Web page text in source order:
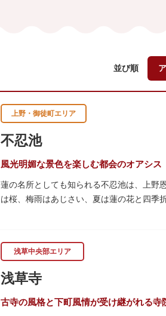
並び順
上野・御徒町エリア
不忍池
風光明媚な景色を楽しむ都会のオアシス
蓮の名所としても知られる不忍池は、上野
は桜、梅雨はあじさい、夏は蓮の花と四季
「ボート池」ではスワンボートやオール式
「鵜の池」にはマガモ・オナガガモなどた
ファミリーで、カップルで、または一人で
浅草中央部エリア
浅草寺
古寺の風格と下町風情が受け継がれる寺